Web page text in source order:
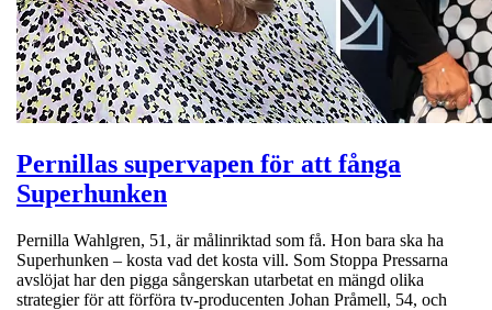
Pernillas supervapen för att fånga
Superhunken
Pernilla Wahlgren, 51, är målinriktad som få. Hon bara ska ha
Superhunken – kosta vad det kosta vill. Som Stoppa Pressarna
avslöjat har den pigga sångerskan utarbetat en mängd olika
strategier för att förföra tv-producenten Johan Pråmell, 54, och